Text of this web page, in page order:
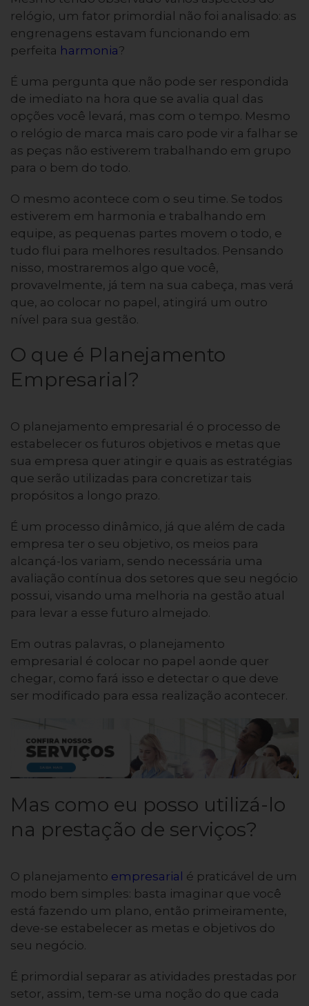
relógio, um fator primordial não foi analisado: as
engrenagens estavam funcionando em
perfeita harmonia?
É uma pergunta que não pode ser respondida
de imediato na hora que se avalia qual das
opções você levará, mas com o tempo. Mesmo
o relógio de marca mais caro pode vir a falhar se
as peças não estiverem trabalhando em grupo
para o bem do todo.
O mesmo acontece com o seu time. Se todos
estiverem em harmonia e trabalhando em
equipe, as pequenas partes movem o todo, e
tudo flui para melhores resultados. Pensando
nisso, mostraremos algo que você,
provavelmente, já tem na sua cabeça, mas verá
que, ao colocar no papel, atingirá um outro
nível para sua gestão.
O que é Planejamento
Empresarial?
O planejamento empresarial é o processo de
estabelecer os futuros objetivos e metas que
sua empresa quer atingir e quais as estratégias
que serão utilizadas para concretizar tais
propósitos a longo prazo.
É um processo dinâmico, já que além de cada
empresa ter o seu objetivo, os meios para
alcançá-los variam, sendo necessária uma
avaliação contínua dos setores que seu negócio
possui, visando uma melhoria na gestão atual
para levar a esse futuro almejado.
Em outras palavras, o planejamento
empresarial é colocar no papel aonde quer
chegar, como fará isso e detectar o que deve
ser modificado para essa realização acontecer.
Mas como eu posso utilizá-lo
na prestação de serviços?
O planejamento empresarial é praticável de um
modo bem simples: basta imaginar que você
está fazendo um plano, então primeiramente,
deve-se estabelecer as metas e objetivos do
seu negócio.
É primordial separar as atividades prestadas por
setor, assim, tem-se uma noção do que cada